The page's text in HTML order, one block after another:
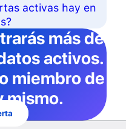
activas hay en
más de
activos.
miembro de
mismo.